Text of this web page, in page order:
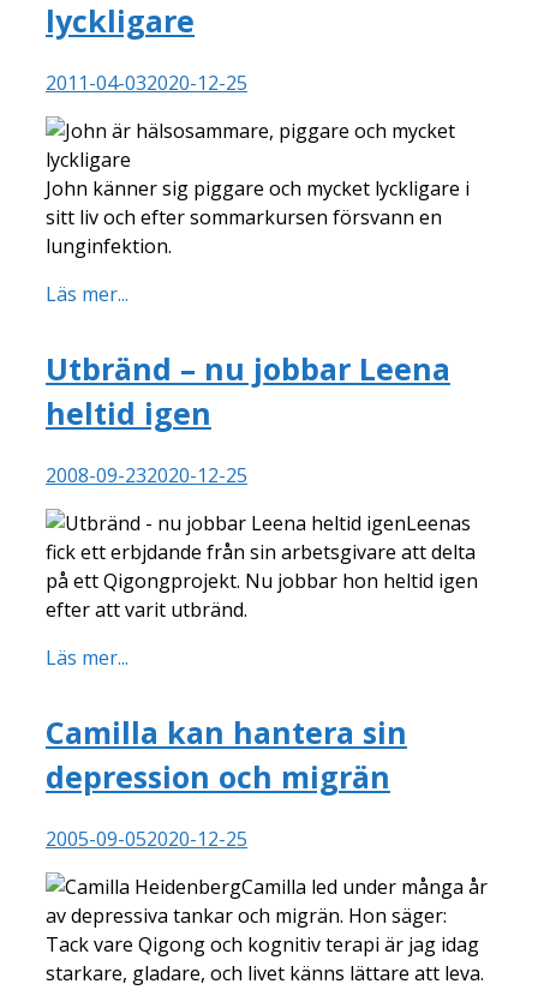
lyckligare
2011-04-032020-12-25
John känner sig piggare och mycket lyckligare i
sitt liv och efter sommarkursen försvann en
lunginfektion.
Läs mer...
Utbränd – nu jobbar Leena
heltid igen
2008-09-232020-12-25
Leenas
fick ett erbjdande från sin arbetsgivare att delta
på ett Qigongprojekt. Nu jobbar hon heltid igen
efter att varit utbränd.
Läs mer...
Camilla kan hantera sin
depression och migrän
2005-09-052020-12-25
Camilla led under många år
av depressiva tankar och migrän. Hon säger:
Tack vare Qigong och kognitiv terapi är jag idag
starkare, gladare, och livet känns lättare att leva.